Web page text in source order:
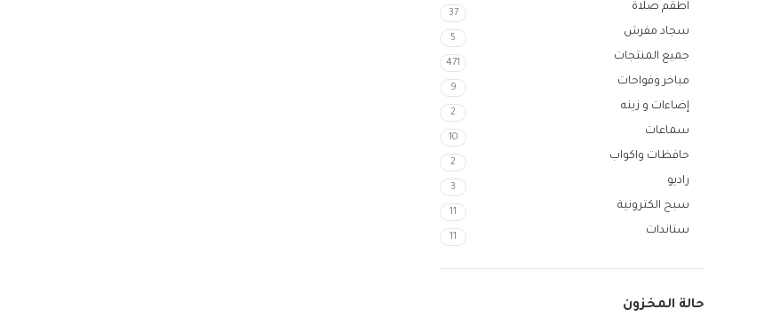
اطقم صلاة 37
سجاد مفرش 5
جميع المنتجات 471
مباخر وفواحات 9
إضاءات و زينه 2
سماعات 10
حافظات واكواب 2
راديو 3
سبح الكترونية 11
ستاندات 11
حالة المخزون